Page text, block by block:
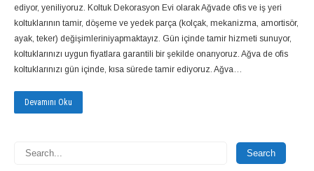
ediyor, yeniliyoruz. Koltuk Dekorasyon Evi olarak Ağvade ofis ve iş yeri
koltuklarının tamir, döşeme ve yedek parça (kolçak, mekanizma, amortisör,
ayak, teker) değişimleriniyapmaktayız. Gün içinde tamir hizmeti sunuyor,
koltuklarınızı uygun fiyatlara garantili bir şekilde onarıyoruz. Ağva de ofis
koltuklarınızı gün içinde, kısa sürede tamir ediyoruz. Ağva…
Devamını Oku